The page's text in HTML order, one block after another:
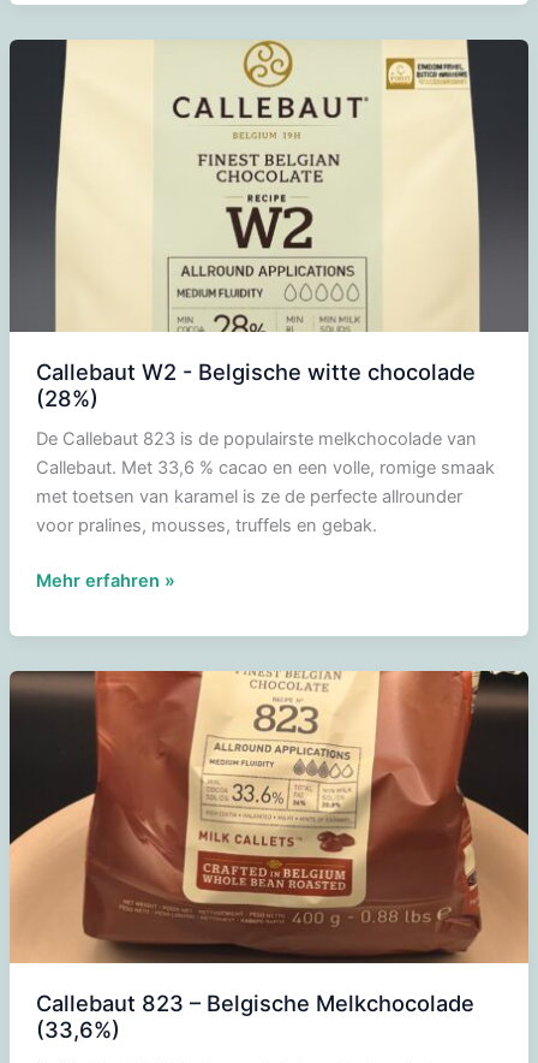
Callebaut W2 - Belgische witte chocolade
(28%)
De Callebaut 823 is de populairste melkchocolade van
Callebaut. Met 33,6 % cacao en een volle, romige smaak
met toetsen van karamel is ze de perfecte allrounder
voor pralines, mousses, truffels en gebak.
Callebaut
-
Belgische
witte
chocolade
Mehr erfahren »
Callebaut 823 – Belgische Melkchocolade
(33,6%)